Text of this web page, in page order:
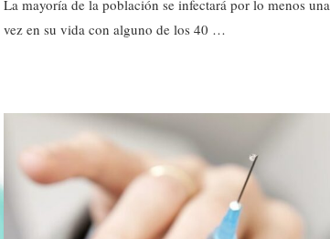
La mayoría de la población se infectará por lo menos una
vez en su vida con alguno de los 40 …